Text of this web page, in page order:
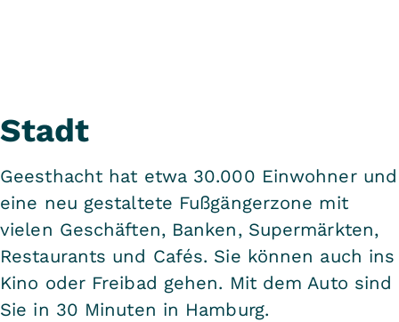
Stadt
Geesthacht hat etwa 30.000 Einwohner und
eine neu gestaltete Fußgängerzone mit
vielen Geschäften, Banken, Supermärkten,
Restaurants und Cafés. Sie können auch ins
Kino oder Freibad gehen. Mit dem Auto sind
Sie in 30 Minuten in Hamburg.